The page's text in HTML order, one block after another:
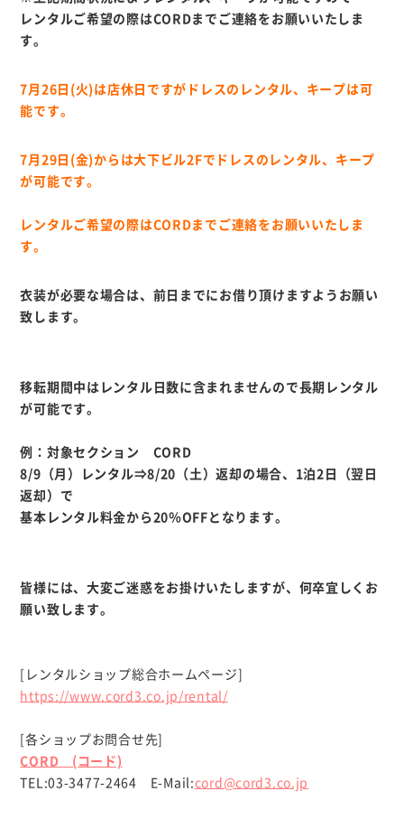
レンタルご希望の際はCORDまでご連絡をお願いいたしま
す。
7月26日(火)は店休日ですがドレスのレンタル、キープは可
能です。
7月29日(金)からは大下ビル2Fでドレスのレンタル、キープ
が可能です。
レンタルご希望の際はCORDまでご連絡をお願いいたしま
す。
衣装が必要な場合は、前日までにお借り頂けますようお願い
致します。
移転期間中はレンタル日数に含まれませんので長期レンタル
が可能です。
例：対象セクション CORD
8/9（月）レンタル⇒8/20（土）返却の場合、1泊2日（翌日
返却）で
基本レンタル料金から20％OFFとなります。
皆様には、大変ご迷惑をお掛けいたしますが、何卒宜しくお
願い致します。
[レンタルショップ総合ホームページ]
https://www.cord3.co.jp/rental/
[各ショップお問合せ先]
CORD (コード)
TEL:03-3477-2464 E-Mail:cord@cord3.co.jp